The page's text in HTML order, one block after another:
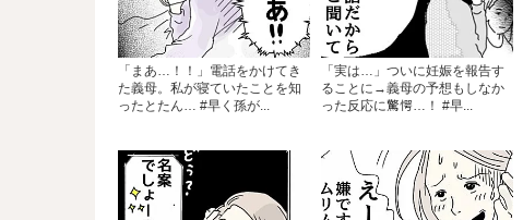
「まあ…！！」電話をかけてき
た義母。私が寝ていたことを知
ったとたん… #早く孫が...
「実は…」ついに妊娠を報告す
ることに→義母の予想もしなか
った反応に驚愕…！ #早...